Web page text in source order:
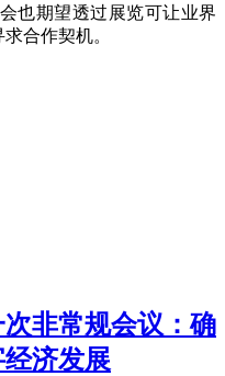
也期望透过展览可让业界
合作契机。
非常规会议：确
济发展